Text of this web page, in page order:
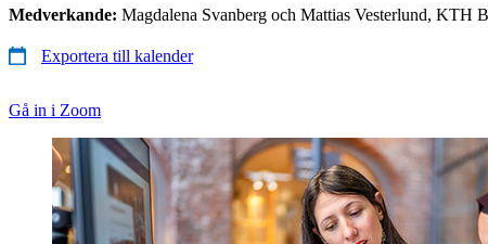
Medverkande: Magdalena Svanberg och Mattias Vesterlund, KTH
Exportera till kalender
Gå in i Zoom